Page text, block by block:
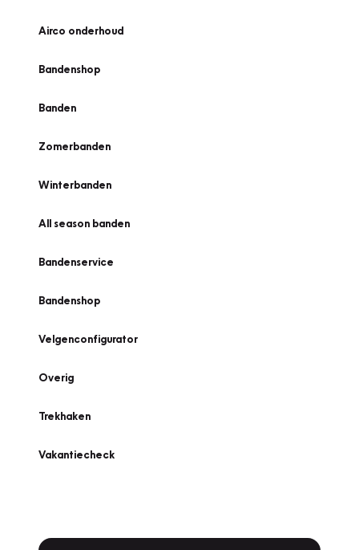
Airco onderhoud
Bandenshop
Banden
Zomerbanden
Winterbanden
All season banden
Bandenservice
Bandenshop
Velgenconfigurator
Overig
Trekhaken
Vakantiecheck